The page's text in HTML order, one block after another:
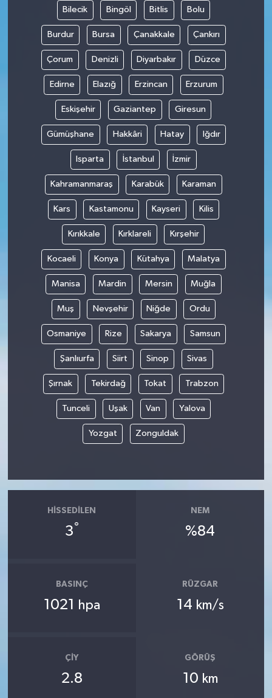
Bilecik Bingöl Bitlis Bolu
Burdur Bursa Çanakkale Çankırı
Çorum Denizli Diyarbakır Düzce
Edirne Elazığ Erzincan Erzurum
Eskişehir Gaziantep Giresun
Gümüşhane Hakkâri Hatay Iğdır
Isparta İstanbul İzmir
Kahramanmaraş Karabük Karaman
Kars Kastamonu Kayseri Kilis
Kırıkkale Kırklareli Kırşehir
Kocaeli Konya Kütahya Malatya
Manisa Mardin Mersin Muğla
Muş Nevşehir Niğde Ordu
Osmaniye Rize Sakarya Samsun
Şanlıurfa Siirt Sinop Sivas
Şırnak Tekirdağ Tokat Trabzon
Tunceli Uşak Van Yalova
Yozgat Zonguldak
HISSEDILEN
3°
NEM
%84
BASINÇ
1021 hpa
RÜZGAR
14 km/s
ÇIY
2.8
GÖRÜŞ
10 km